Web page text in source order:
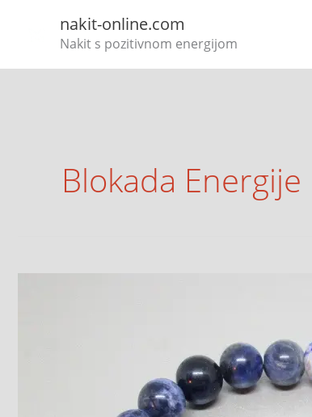
nakit-online.com
Nakit s pozitivnom energijom
Blokada Energije